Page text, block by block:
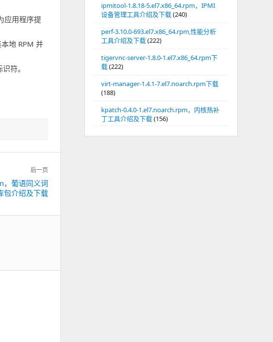
应用程序提
地 RPM 并
符。
后一页
葡语同义词
包介绍及下载
ipmitool-1.8.18-5.el7.x86_64.rpm，IPMI
设备管理工具介绍及下载(240)
perf-3.10.0-693.el7.x86_64.rpm,性能分析
工具介绍及下载(222)
tigervnc-server-1.8.0-1.el7.x86_64.rpm下
载(222)
virt-manager-1.4.1-7.el7.noarch.rpm下载
(188)
kpatch-0.4.0-1.el7.noarch.rpm，内核热补
丁工具介绍及下载(156)